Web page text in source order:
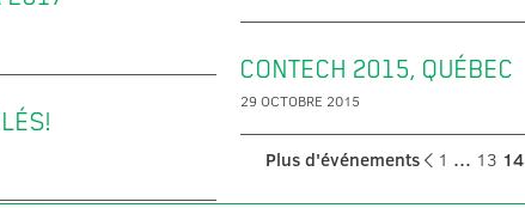
CONTECH 2015, QUÉBEC
29 OCTOBRE 2015
Plus d'événements 1 … 13 14